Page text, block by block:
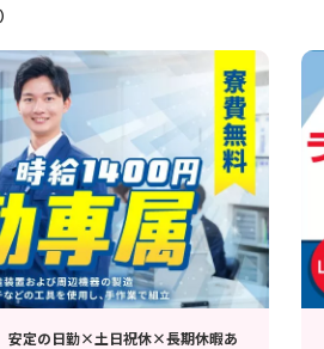
安定の日勤×土日祝休×長期休暇あ